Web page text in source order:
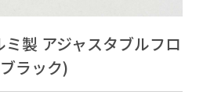
製 アジャスタブルフロ
ラック)